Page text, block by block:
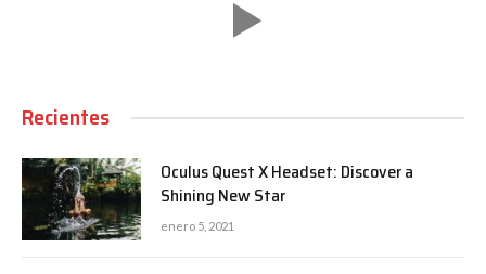
Recientes
Oculus Quest X Headset: Discover a
Shining New Star
enero 5, 2021